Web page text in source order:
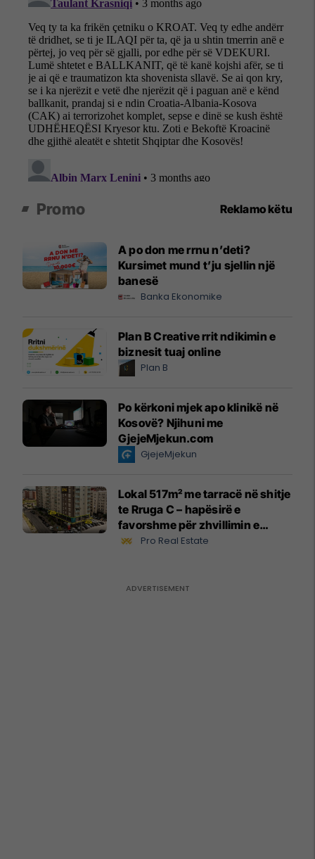
Promo Reklamo këtu
A po don me rrnu n’deti?
Kursimet mund t’ju sjellin një
banesë
Banka Ekonomike
Plan B Creative rrit ndikimin e
biznesit tuaj online
Plan B
Po kërkoni mjek apo klinikë në
Kosovë? Njihuni me
GjejeMjekun.com
GjejeMjekun
Lokal 517m² me tarracë në shitje
te Rruga C – hapësirë e
favorshme për zhvillimin e
biznesit #15796
Pro Real Estate